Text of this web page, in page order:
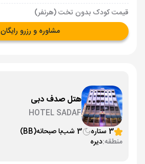
قیمت کودک بدون تخت (هرنفر)
مشاوره و رزرو رایگان
هتل صدف دبی
HOTEL SADAF
3 ستاره
3 شب با صبحانه(BB)
منطقه:دیره